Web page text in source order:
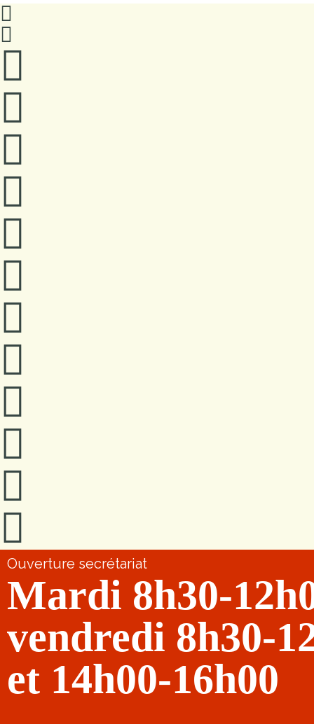
Ouverture secrétariat
Mardi 8h30-
vendredi 8h30-
et 14h00-16h00